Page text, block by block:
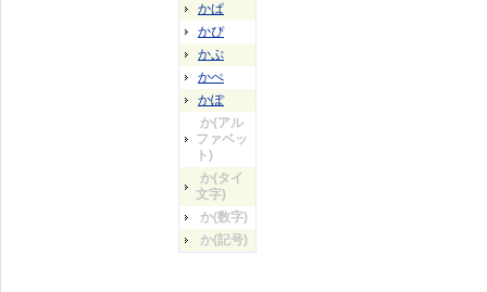
かぱ
かぴ
かぷ
かぺ
かぽ
か(アル
ファベッ
ト)
か(タイ
文字)
か(数字)
か(記号)